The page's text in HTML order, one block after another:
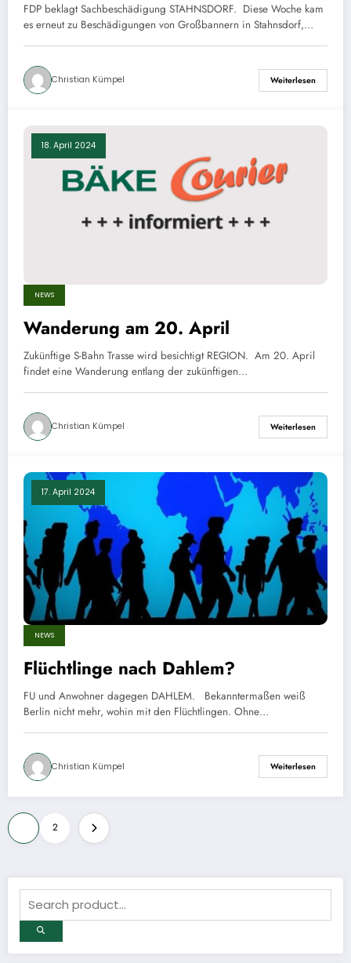
FDP beklagt Sachbeschädigung STAHNSDORF. Diese Woche kam
es erneut zu Beschädigungen von Großbannern in Stahnsdorf,…
Christian Kümpel Weiterlesen
18. April 2024
NEWS
Wanderung am 20. April
Zukünftige S-Bahn Trasse wird besichtigt REGION. Am 20. April
findet eine Wanderung entlang der zukünftigen…
Christian Kümpel Weiterlesen
17. April 2024
NEWS
Flüchtlinge nach Dahlem?
FU und Anwohner dagegen DAHLEM. Bekanntermaßen weiß
Berlin nicht mehr, wohin mit den Flüchtlingen. Ohne…
Christian Kümpel Weiterlesen
Seitennummerierung
der
Beiträge
2